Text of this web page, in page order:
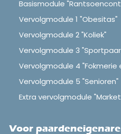
Basismodule
Vervolgmodule 1 "Obesitas"
Vervolgmodule 2 "Koliek"
Vervolgmodule 3
Vervolgmodule 4 "Fokmerie
Vervolgmodule 5 "Senioren"
Extra vervolgmodule
Voor